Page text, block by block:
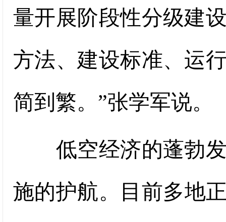
量开展阶段性分级建
方法、建设标准、运
简到繁。”张学军说。
低空经济的蓬勃发
施的护航。目前多地